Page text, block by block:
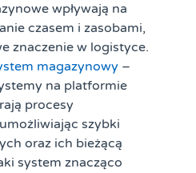
wpływają na
czasem i zasobami,
znaczenie w logistyce.
magazynowy –
na platformie
procesy
szybki
oraz ich bieżącą
system znacząco